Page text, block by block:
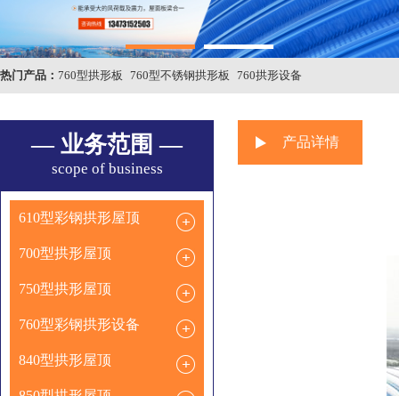
热门产品： 760型拱形板 760型不锈钢拱形板 760拱形设备
— 业务范围 —
scope of business
610型彩钢拱形屋顶
700型拱形屋顶
750型拱形屋顶
760型彩钢拱形设备
840型拱形屋顶
产品详情